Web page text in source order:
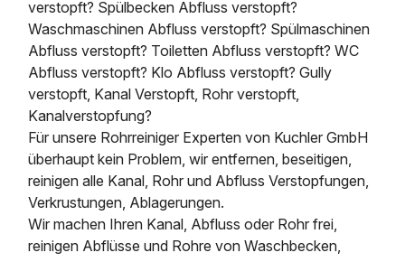
verstopft? Spülbecken Abfluss verstopft?
Waschmaschinen Abfluss verstopft? Spülmaschinen
Abfluss verstopft? Toiletten Abfluss verstopft? WC
Abfluss verstopft? Klo Abfluss verstopft? Gully
verstopft, Kanal Verstopft, Rohr verstopft,
Kanalverstopfung?
Für unsere Rohrreiniger Experten von Kuchler GmbH
überhaupt kein Problem, wir entfernen, beseitigen,
reinigen alle Kanal, Rohr und Abfluss Verstopfungen,
Verkrustungen, Ablagerungen.
Wir machen Ihren Kanal, Abfluss oder Rohr frei,
reinigen Abflüsse und Rohre von Waschbecken,